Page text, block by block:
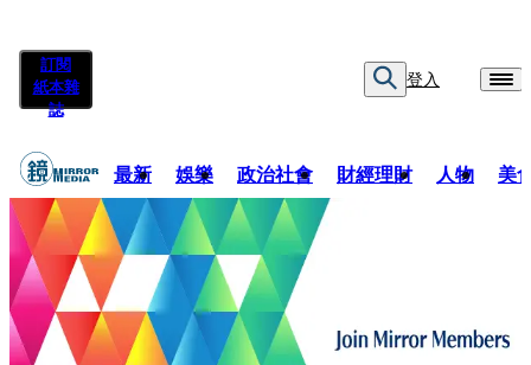
訂閱
紙本雜
誌
登入
最新 娛樂 政治社會 財經理財 人物 美